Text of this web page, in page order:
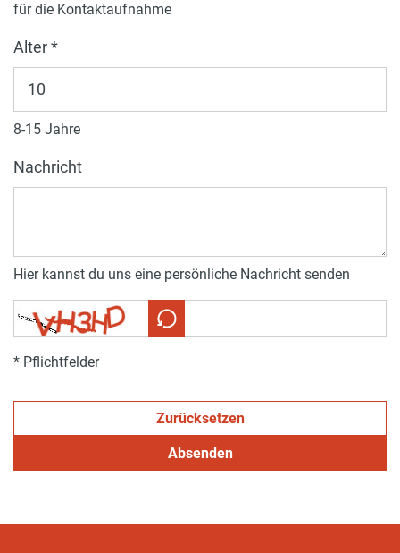
für die Kontaktaufnahme
Alter *
8-15 Jahre
Nachricht
Hier kannst du uns eine persönliche Nachricht senden
* Pflichtfelder
Zurücksetzen
Absenden